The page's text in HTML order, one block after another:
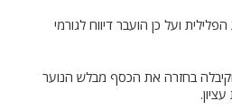
ועל כן הועבר דיווח לגורמי
בחזרה את הכסף מבלש הנוער